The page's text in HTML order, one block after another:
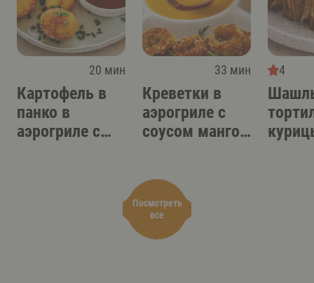
Посмотреть
все
20 мин
Картофель в
панко в
аэрогриле с
33 мин
Креветки в
аэрогриле с
соусом манго-
4